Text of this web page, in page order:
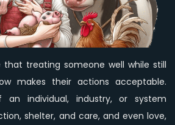
Is
Still
Wrong
that treating someone well while still
makes their actions acceptable.
individual, industry, or system
shelter, and care, and even love,